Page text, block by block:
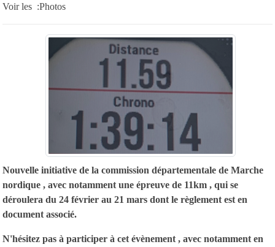
Voir les :Photos
Nouvelle initiative de la commission départementale de Marche
nordique , avec notamment une épreuve de 11km , qui se
déroulera du 24 février au 21 mars dont le règlement est en
document associé.
N'hésitez pas à participer à cet évènement , avec notamment en